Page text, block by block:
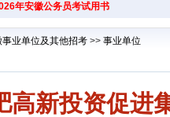
材中心
年安徽公务员考试用书
事业单位及其他招考 >> 事业单位
高新投资促进